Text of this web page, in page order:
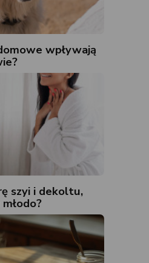
wpływają
szyi i dekoltu,